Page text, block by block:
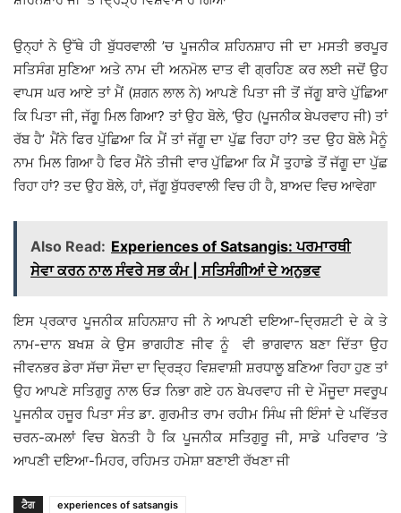
ਉਨ੍ਹਾਂ ਨੇ ਉੱਥੇ ਹੀ ਬੁੱਧਰਵਾਲੀ ’ਚ ਪੂਜਨੀਕ ਸ਼ਹਿਨਸ਼ਾਹ ਜੀ ਦਾ ਮਸਤੀ ਭਰਪੂਰ
ਸਤਿਸੰਗ ਸੁਣਿਆ ਅਤੇ ਨਾਮ ਦੀ ਅਨਮੋਲ ਦਾਤ ਵੀ ਗ੍ਰਹਿਣ ਕਰ ਲਈ ਜਦੋਂ ਉਹ
ਵਾਪਸ ਘਰ ਆਏ ਤਾਂ ਮੈਂ (ਸ਼ਗਨ ਲਾਲ ਨੇ) ਆਪਣੇ ਪਿਤਾ ਜੀ ਤੋਂ ਜੱਗੂ ਬਾਰੇ ਪੁੱਛਿਆ
ਕਿ ਪਿਤਾ ਜੀ, ਜੱਗੂ ਮਿਲ ਗਿਆ? ਤਾਂ ਉਹ ਬੋਲੇ, ‘ਉਹ (ਪੂਜਨੀਕ ਬੇਪਰਵਾਹ ਜੀ) ਤਾਂ
ਰੱਬ ਹੈ’ ਮੈਂਨੇ ਫਿਰ ਪੁੱਛਿਆ ਕਿ ਮੈਂ ਤਾਂ ਜੱਗੂ ਦਾ ਪੁੱਛ ਰਿਹਾ ਹਾਂ? ਤਦ ਉਹ ਬੋਲੇ ਮੈਨੂੰ
ਨਾਮ ਮਿਲ ਗਿਆ ਹੈ ਫਿਰ ਮੈਂਨੇ ਤੀਜੀ ਵਾਰ ਪੁੱਛਿਆ ਕਿ ਮੈਂ ਤੁਹਾਡੇ ਤੋਂ ਜੱਗੂ ਦਾ ਪੁੱਛ
ਰਿਹਾ ਹਾਂ? ਤਦ ਉਹ ਬੋਲੇ, ਹਾਂ, ਜੱਗੂ ਬੁੱਧਰਵਾਲੀ ਵਿਚ ਹੀ ਹੈ, ਬਾਅਦ ਵਿਚ ਆਵੇਗਾ
Also Read: Experiences of Satsangis: ਪਰਮਾਰਥੀ
ਸੇਵਾ ਕਰਨ ਨਾਲ ਸੰਵਰੇ ਸਭ ਕੰਮ | ਸਤਿਸੰਗੀਆਂ ਦੇ ਅਨੁਭਵ
ਇਸ ਪ੍ਰਕਾਰ ਪੂਜਨੀਕ ਸ਼ਹਿਨਸ਼ਾਹ ਜੀ ਨੇ ਆਪਣੀ ਦਇਆ-ਦ੍ਰਿਸ਼ਟੀ ਦੇ ਕੇ ਤੇ
ਨਾਮ-ਦਾਨ ਬਖਸ਼ ਕੇ ਉਸ ਭਾਗਹੀਣ ਜੀਵ ਨੂੰ ਵੀ ਭਾਗਵਾਨ ਬਣਾ ਦਿੱਤਾ ਉਹ
ਜੀਵਨਭਰ ਡੇਰਾ ਸੱਚਾ ਸੌਦਾ ਦਾ ਦ੍ਰਿੜ੍ਹ ਵਿਸ਼ਵਾਸ਼ੀ ਸ਼ਰਧਾਲੂ ਬਣਿਆ ਰਿਹਾ ਹੁਣ ਤਾਂ
ਉਹ ਆਪਣੇ ਸਤਿਗੁਰੂ ਨਾਲ ਓੜ ਨਿਭਾ ਗਏ ਹਨ ਬੇਪਰਵਾਹ ਜੀ ਦੇ ਮੌਜੂਦਾ ਸਵਰੂਪ
ਪੂਜਨੀਕ ਹਜੂਰ ਪਿਤਾ ਸੰਤ ਡਾ. ਗੁਰਮੀਤ ਰਾਮ ਰਹੀਮ ਸਿੰਘ ਜੀ ਇੰਸਾਂ ਦੇ ਪਵਿੱਤਰ
ਚਰਨ-ਕਮਲਾਂ ਵਿਚ ਬੇਨਤੀ ਹੈ ਕਿ ਪੂਜਨੀਕ ਸਤਿਗੁਰੂ ਜੀ, ਸਾਡੇ ਪਰਿਵਾਰ ’ਤੇ
ਆਪਣੀ ਦਇਆ-ਮਿਹਰ, ਰਹਿਮਤ ਹਮੇਸ਼ਾ ਬਣਾਈ ਰੱਖਣਾ ਜੀ
ਟੈਗ experiences of satsangis